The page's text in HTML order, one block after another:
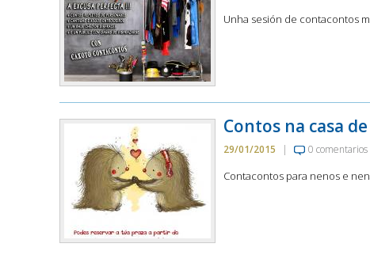
Unha sesión de contacontos
Contos na casa
29/01/2015 | 0 comentarios
Contacontos para nenos e